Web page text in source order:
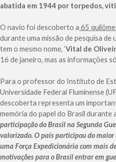
abatida em 1944 por torpedos,
O navio foi descoberto a 65
durante uma missão de pesquisa de
tem o mesmo nome, ‘Vital de
16 de janeiro, mas as informações
Para o professor do Instituto de
Universidade Federal Fluminense
descoberta representa um
memória do papel do Brasil durante
participação do Brasil na Segunda
valorizado. O país participou do
uma Força Expedicionária com mais
motivações para o Brasil entrar em